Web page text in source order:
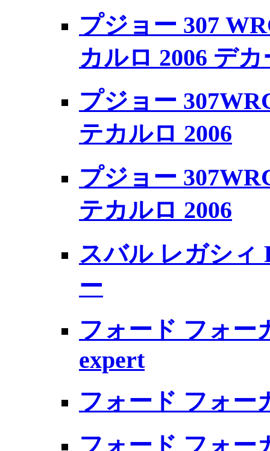
プジョー 307
カルロ 2006 デ
プジョー
テカルロ 2006
プジョー
テカルロ 2006
スバル レガシィ
ー
フォード フォー
expert
フォード フォー
フォード フォー